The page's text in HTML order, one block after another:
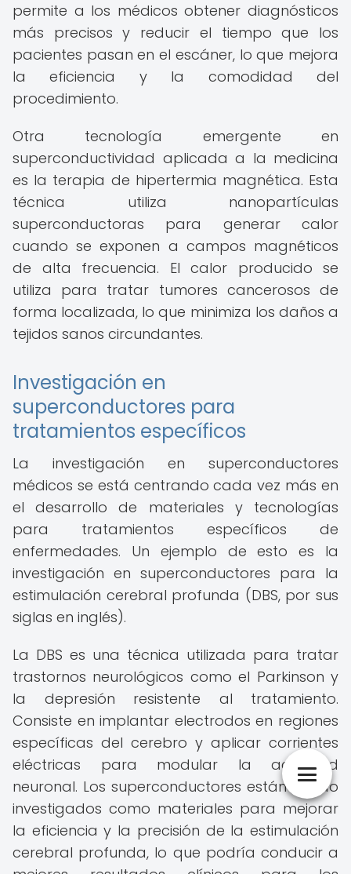
permite a los médicos obtener diagnósticos
más precisos y reducir el tiempo que los
pacientes pasan en el escáner, lo que mejora
la eficiencia y la comodidad del
procedimiento.
Otra tecnología emergente en
superconductividad aplicada a la medicina
es la terapia de hipertermia magnética. Esta
técnica utiliza nanopartículas
superconductoras para generar calor
cuando se exponen a campos magnéticos
de alta frecuencia. El calor producido se
utiliza para tratar tumores cancerosos de
forma localizada, lo que minimiza los daños a
tejidos sanos circundantes.
Investigación en
superconductores para
tratamientos específicos
La investigación en superconductores
médicos se está centrando cada vez más en
el desarrollo de materiales y tecnologías
para tratamientos específicos de
enfermedades. Un ejemplo de esto es la
investigación en superconductores para la
estimulación cerebral profunda (DBS, por sus
siglas en inglés).
La DBS es una técnica utilizada para tratar
trastornos neurológicos como el Parkinson y
la depresión resistente al tratamiento.
Consiste en implantar electrodos en regiones
específicas del cerebro y aplicar corrientes
eléctricas para modular la actividad
neuronal. Los superconductores están siendo
investigados como materiales para mejorar
la eficiencia y la precisión de la estimulación
cerebral profunda, lo que podría conducir a